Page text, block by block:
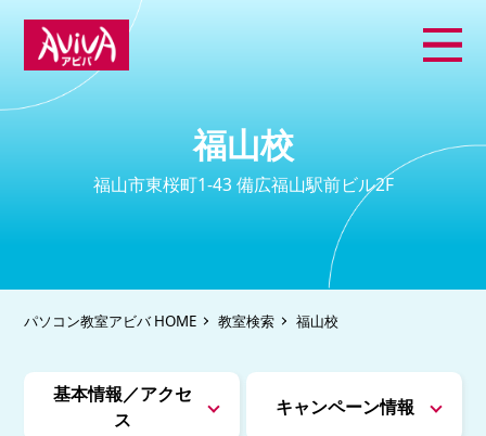
福山校
福山市東桜町1-43 備広福山駅前ビル2F
パソコン教室アビバ HOME 教室検索 福山校
基本情報／アクセ
ス
キャンペーン情報